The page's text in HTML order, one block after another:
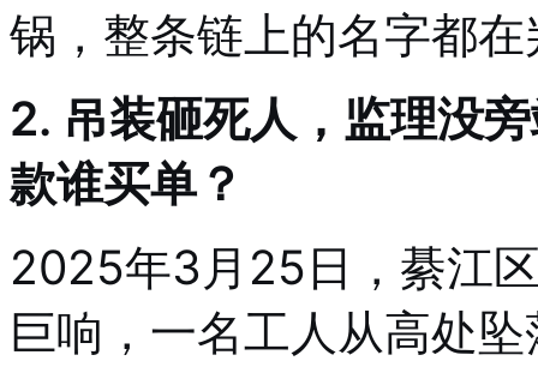
锅，整条链上的名字都
2. 吊装砸死人，监理没
款谁买单？
2025年3月25日，綦江
巨响，一名工人从高处